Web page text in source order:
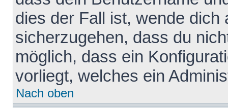
dies der Fall ist, wende dich
sicherzugehen, dass du
möglich, dass ein
vorliegt, welches ein
Nach oben